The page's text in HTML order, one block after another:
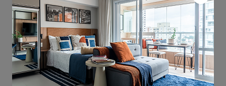
Aluguel R$ 1.777
Total R$ 2.843
Similar a sua busca
Em breve